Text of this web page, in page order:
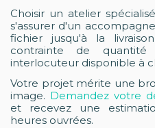
Choisir un atelier
s'assurer d'un
fichier jusqu'à la
contrainte de
interlocuteur disponible à
Votre projet mérite une
image. Demandez votre
et recevez une
heures ouvrées.